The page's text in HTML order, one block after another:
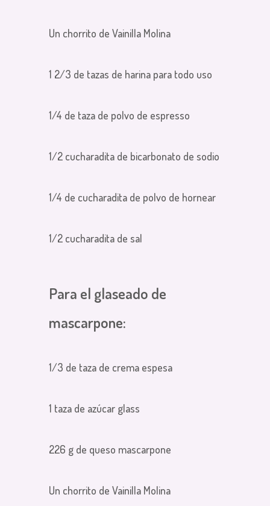
Un chorrito de Vainilla Molina
1 2/3 de tazas de harina para todo uso
1/4 de taza de polvo de espresso
1/2 cucharadita de bicarbonato de sodio
1/4 de cucharadita de polvo de hornear
1/2 cucharadita de sal
Para el glaseado de
mascarpone:
1/3 de taza de crema espesa
1 taza de azúcar glass
226 g de queso mascarpone
Un chorrito de Vainilla Molina